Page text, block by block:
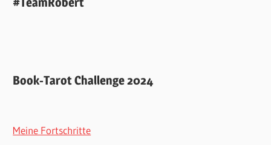
Book-Tarot Challenge 2024
Meine Fortschritte